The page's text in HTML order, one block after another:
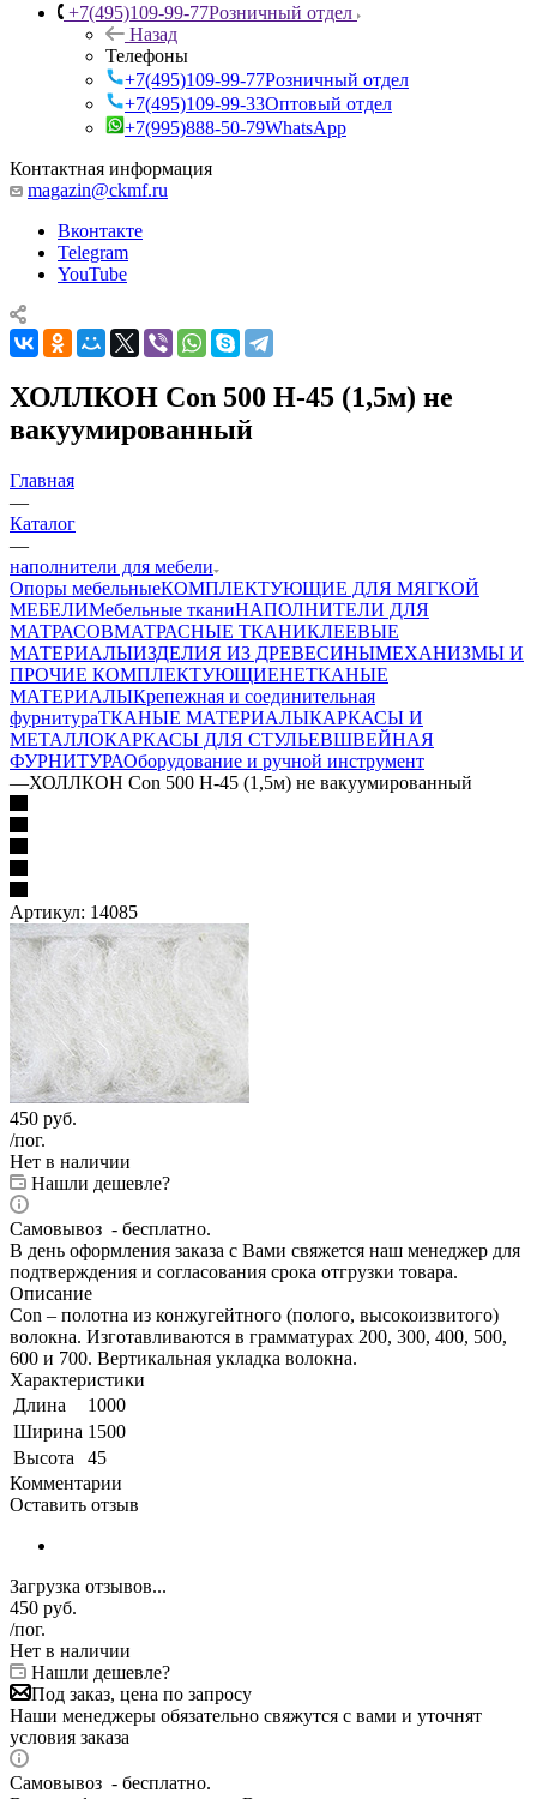
+7(495)109-99-77Розничный отдел
Назад
Телефоны
+7(495)109-99-77Розничный отдел
+7(495)109-99-33Оптовый отдел
+7(995)888-50-79WhatsApp
Контактная информация
magazin@ckmf.ru
Вконтакте
Telegram
YouTube
ХОЛЛКОН Con 500 H-45 (1,5м) не
вакуумированный
Главная
—
Каталог
—
наполнители для мебели
Опоры мебельныеКОМПЛЕКТУЮЩИЕ ДЛЯ МЯГКОЙ
МЕБЕЛИМебельные тканиНАПОЛНИТЕЛИ ДЛЯ
МАТРАСОВМАТРАСНЫЕ ТКАНИКЛЕЕВЫЕ
МАТЕРИАЛЫИЗДЕЛИЯ ИЗ ДРЕВЕСИНЫМЕХАНИЗМЫ И
ПРОЧИЕ КОМПЛЕКТУЮЩИЕНЕТКАНЫЕ
МАТЕРИАЛЫКрепежная и соединительная
фурнитураТКАНЫЕ МАТЕРИАЛЫКАРКАСЫ И
МЕТАЛЛОКАРКАСЫ ДЛЯ СТУЛЬЕВШВЕЙНАЯ
ФУРНИТУРАОборудование и ручной инструмент
—ХОЛЛКОН Con 500 H-45 (1,5м) не вакуумированный
Артикул: 14085
450 руб.
/пог.
Нет в наличии
Нашли дешевле?
Самовывоз - бесплатно.
В день оформления заказа с Вами свяжется наш менеджер для
подтверждения и согласования срока отгрузки товара.
Описание
Con – полотна из конжугейтного (полого, высокоизвитого)
волокна. Изготавливаются в грамматурах 200, 300, 400, 500,
600 и 700. Вертикальная укладка волокна.
Характеристики
Длина
1000
Ширина 1500
Высота
45
Комментарии
Оставить отзыв
Загрузка отзывов...
450 руб.
/пог.
Нет в наличии
Нашли дешевле?
Под заказ, цена по запросу
Наши менеджеры обязательно свяжутся с вами и уточнят
условия заказа
Самовывоз - бесплатно.